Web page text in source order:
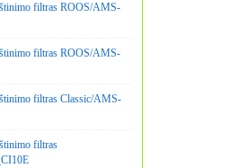
filtras ROOS/AMS-
filtras ROOS/AMS-
filtras Classic/AMS-
filtras